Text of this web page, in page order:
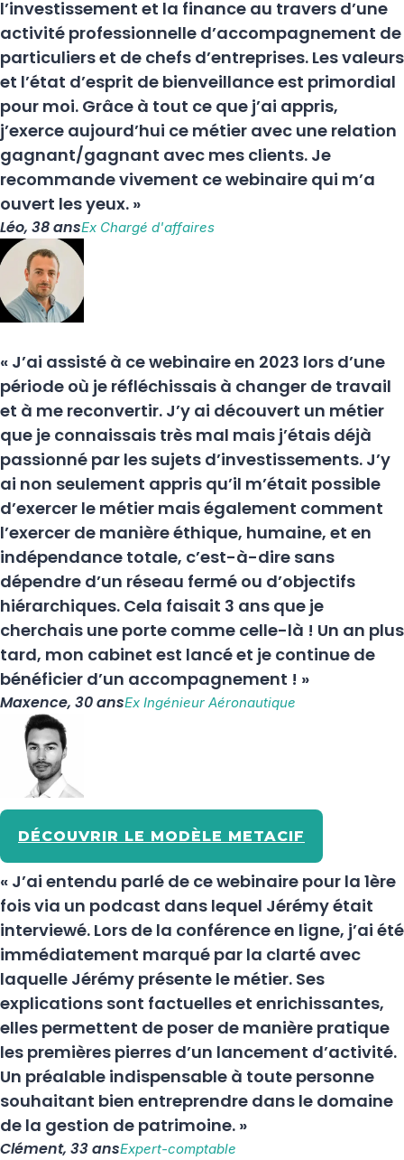
l’investissement et la finance au travers d’une
activité professionnelle d’accompagnement de
particuliers et de chefs d’entreprises. Les valeurs
et l’état d’esprit de bienveillance est primordial
pour moi. Grâce à tout ce que j’ai appris,
j’exerce aujourd’hui ce métier avec une relation
gagnant/gagnant avec mes clients. Je
recommande vivement ce webinaire qui m’a
ouvert les yeux. »
Léo, 38 ansEx Chargé d'affaires
« J’ai assisté à ce webinaire en 2023 lors d’une
période où je réfléchissais à changer de travail
et à me reconvertir. J’y ai découvert un métier
que je connaissais très mal mais j’étais déjà
passionné par les sujets d’investissements. J’y
ai non seulement appris qu’il m’était possible
d’exercer le métier mais également comment
l’exercer de manière éthique, humaine, et en
indépendance totale, c’est-à-dire sans
dépendre d’un réseau fermé ou d’objectifs
hiérarchiques. Cela faisait 3 ans que je
cherchais une porte comme celle-là ! Un an plus
tard, mon cabinet est lancé et je continue de
bénéficier d’un accompagnement ! »
Maxence, 30 ansEx Ingénieur Aéronautique
DÉCOUVRIR LE MODÈLE METACIF
« J’ai entendu parlé de ce webinaire pour la 1ère
fois via un podcast dans lequel Jérémy était
interviewé. Lors de la conférence en ligne, j’ai été
immédiatement marqué par la clarté avec
laquelle Jérémy présente le métier. Ses
explications sont factuelles et enrichissantes,
elles permettent de poser de manière pratique
les premières pierres d’un lancement d’activité.
Un préalable indispensable à toute personne
souhaitant bien entreprendre dans le domaine
de la gestion de patrimoine. »
Clément, 33 ansExpert-comptable